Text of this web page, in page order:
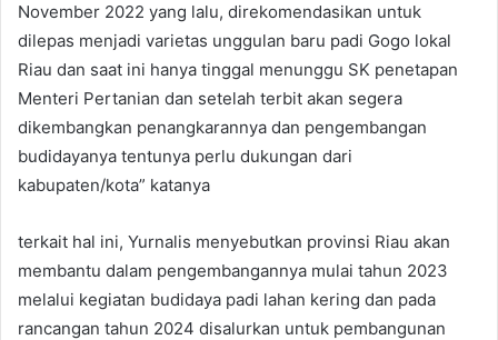
November 2022 yang lalu, direkomendasikan untuk
dilepas menjadi varietas unggulan baru padi Gogo lokal
Riau dan saat ini hanya tinggal menunggu SK penetapan
Menteri Pertanian dan setelah terbit akan segera
dikembangkan penangkarannya dan pengembangan
budidayanya tentunya perlu dukungan dari
kabupaten/kota” katanya
terkait hal ini, Yurnalis menyebutkan provinsi Riau akan
membantu dalam pengembangannya mulai tahun 2023
melalui kegiatan budidaya padi lahan kering dan pada
rancangan tahun 2024 disalurkan untuk pembangunan